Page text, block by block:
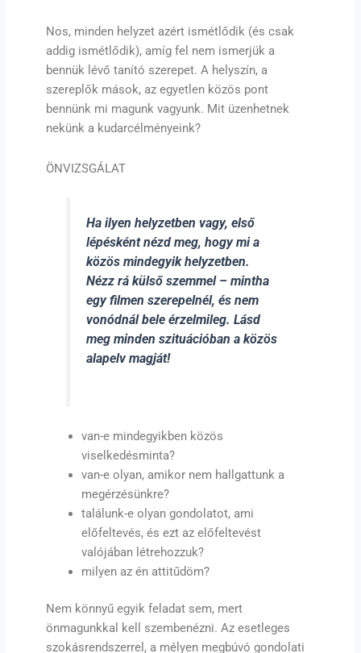
Nos, minden helyzet azért ismétlődik (és csak
addig ismétlődik), amíg fel nem ismerjük a
bennük lévő tanító szerepet. A helyszín, a
szereplők mások, az egyetlen közös pont
bennünk mi magunk vagyunk. Mit üzenhetnek
nekünk a kudarcélményeink?
ÖNVIZSGÁLAT
Ha ilyen helyzetben vagy, első
lépésként nézd meg, hogy mi a
közös mindegyik helyzetben.
Nézz rá külső szemmel – mintha
egy filmen szerepelnél, és nem
vonódnál bele érzelmileg. Lásd
meg minden szituációban a közös
alapelv magját!
van-e mindegyikben közös
viselkedésminta?
van-e olyan, amikor nem hallgattunk a
megérzésünkre?
találunk-e olyan gondolatot, ami
előfeltevés, és ezt az előfeltevést
valójában létrehozzuk?
milyen az én attitűdöm?
Nem könnyű egyik feladat sem, mert
önmagunkkal kell szembenézni. Az esetleges
szokásrendszerrel, a mélyen megbúvó gondolati